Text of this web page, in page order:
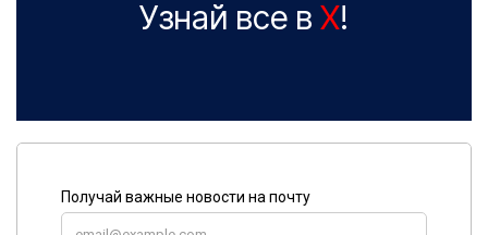
Узнай все в X!